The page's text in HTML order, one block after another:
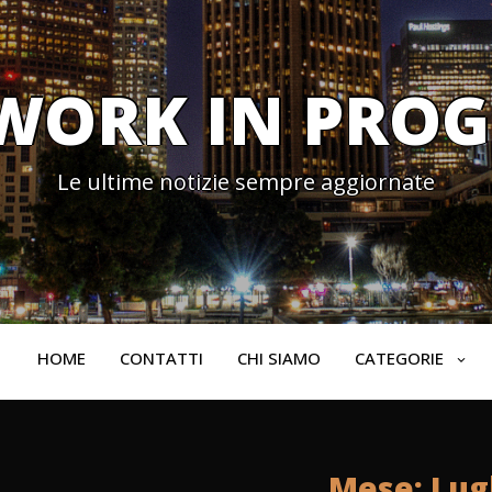
IN
Le ultime notizie sempre aggiornate
HOME CONTATTI CHI SIAMO CATEGORIE